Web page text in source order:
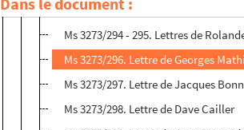
Ms 3273/293. Lettre de Paul
Ms 3273/294 - 295. Lettres de
Ms 3273/296. Lettre de Georges
Ms 3273/297. Lettre de Jacques
Ms 3273/298. Lettre de Dave Cailler